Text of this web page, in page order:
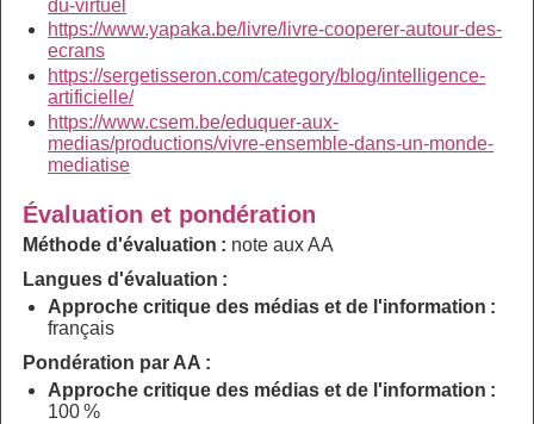
du-virtuel
https://www.yapaka.be/livre/livre-cooperer-autour-des-
ecrans
https://sergetisseron.com/category/blog/intelligence-
artificielle/
https://www.csem.be/eduquer-aux-
medias/productions/vivre-ensemble-dans-un-monde-
mediatise
Évaluation et pondération
Méthode d'évaluation : note aux AA
Langues d'évaluation :
Approche critique des médias et de l'information :
français
Pondération par AA :
Approche critique des médias et de l'information :
100 %